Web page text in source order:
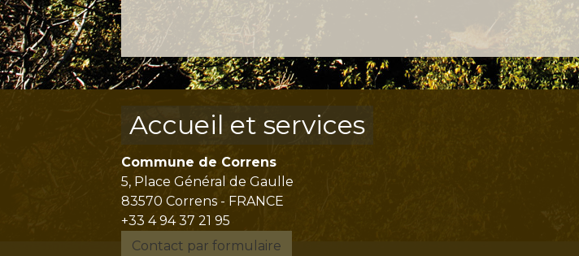
Accueil et services
Commune de Correns
5, Place Général de Gaulle
83570 Correns - FRANCE
+33 4 94 37 21 95
Contact par formulaire